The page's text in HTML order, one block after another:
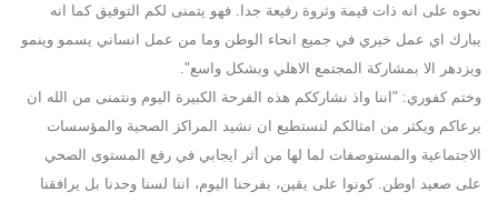
نحوه على انه ذات قيمة وثروة رفيعة جدا. فهو يتمنى لكم التوفيق كما انه
يبارك اي عمل خيري في جميع انحاء الوطن وما من عمل انساني يسمو وينمو
ويزدهر الا بمشاركة المجتمع الاهلي وبشكل واسع".
وختم كفوري: "اننا واذ نشارككم هذه الفرحة الكبيرة اليوم ونتمنى من الله ان
يرعاكم ويكثر من امثالكم لنستطيع ان نشيد المراكز الصحية والمؤسسات
الاجتماعية والمستوصفات لما لها من أثر ايجابي في رفع المستوى الصحي
على صعيد اوطن. كونوا على يقين، بفرحنا اليوم، اننا لسنا وحدنا بل يرافقنا